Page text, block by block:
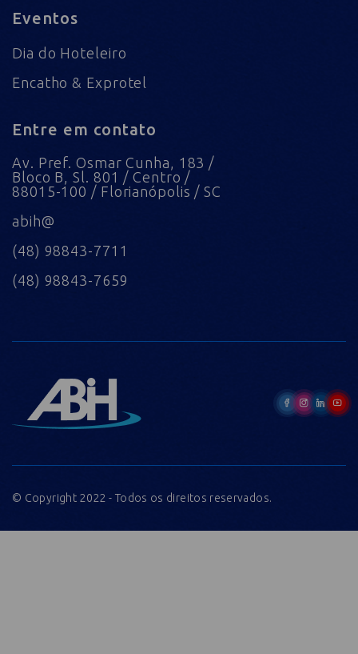
Eventos
Dia do Hoteleiro
Encatho & Exprotel
Entre em contato
Av. Pref. Osmar Cunha, 183 /
Bloco B, Sl. 801 / Centro /
88015-100 / Florianópolis / SC
abih@
(48) 98843-7711
(48) 98843-7659
© Copyright 2022 - Todos os direitos reservados.